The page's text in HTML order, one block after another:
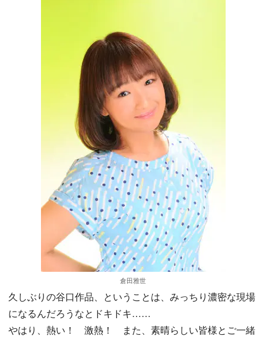
倉田雅世
久しぶりの谷口作品、ということは、みっちり濃密な現場
になるんだろうなとドキドキ……
やはり、熱い！ 激熱！ また、素晴らしい皆様とご一緒